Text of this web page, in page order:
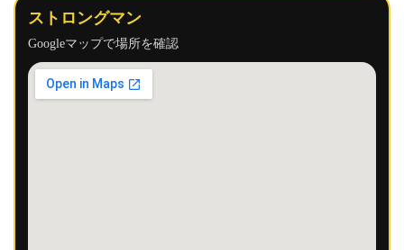
ストロングマン
Googleマップで場所を確認